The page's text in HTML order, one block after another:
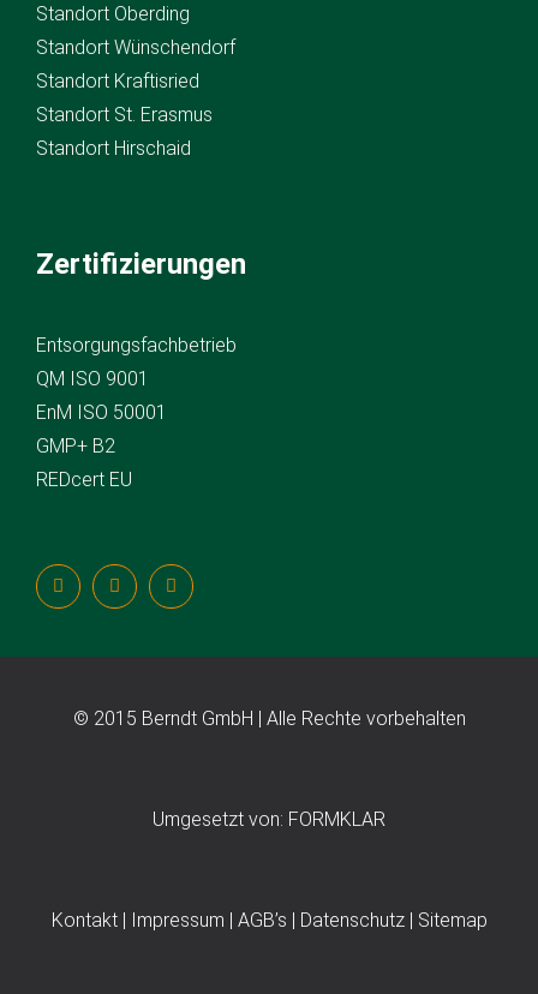
Standort Oberding
Standort Wünschendorf
Standort Kraftisried
Standort St. Erasmus
Standort Hirschaid
Zertifizierungen
Entsorgungsfachbetrieb
QM ISO 9001
EnM ISO 50001
GMP+ B2
REDcert EU
© 2015 Berndt GmbH | Alle Rechte vorbehalten
Umgesetzt von: FORMKLAR
Kontakt| Impressum | AGB’s | Datenschutz| Sitemap